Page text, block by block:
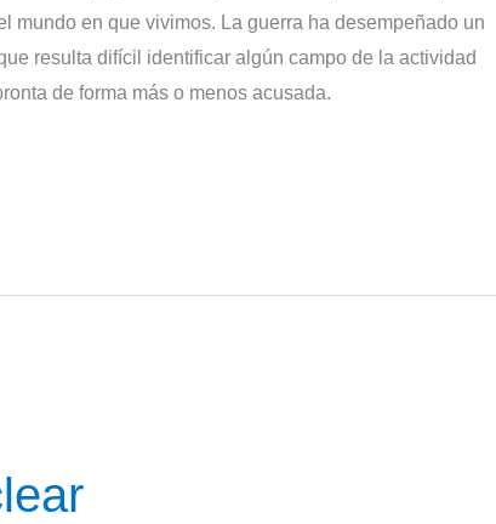
mundo en que vivimos. La guerra ha desempeñado un
resulta difícil identificar algún campo de la actividad
de forma más o menos acusada.